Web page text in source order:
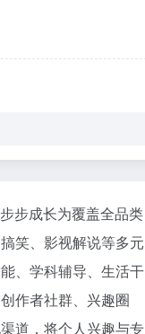
步成长为覆盖全品类
笑、影视解说等多元
、学科辅导、生活干
作者社群、兴趣圈
道，将个人兴趣与专